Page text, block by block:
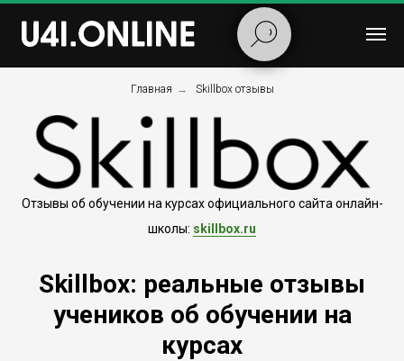
Главная → Skillbox отзывы
Отзывы об обучении на курсах официального сайта онлайн-
школы: skillbox.ru
Skillbox: реальные отзывы
учеников об обучении на
курсах